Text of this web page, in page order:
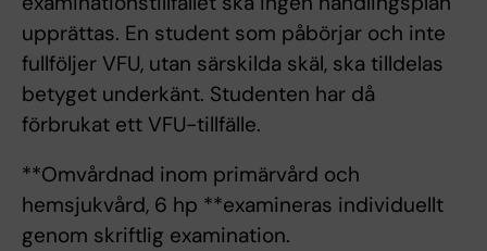
upprättas. En student som påbörjar och inte
fullföljer VFU, utan särskilda skäl, ska tilldelas
betyget underkänt. Studenten har då
förbrukat ett VFU-tillfälle.
**Omvårdnad inom primärvård och
hemsjukvård, 6 hp **examineras individuellt
genom skriftlig examination.